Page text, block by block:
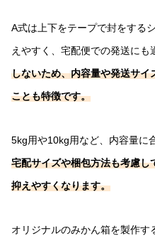
A式は上下をテープで封をする
えやすく、宅配便での発送にも
しないため、内容量や発送サ
ことも特徴です。
5kg用や10kg用など、内容量に
宅配サイズや梱包方法も考慮
抑えやすくなります。
オリジナルのみかん箱を製作す